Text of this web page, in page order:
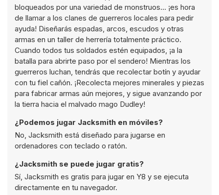
bloqueados por una variedad de monstruos... ¡es hora
de llamar a los clanes de guerreros locales para pedir
ayuda! Diseñarás espadas, arcos, escudos y otras
armas en un taller de herrería totalmente práctico.
Cuando todos tus soldados estén equipados, ¡a la
batalla para abrirte paso por el sendero! Mientras los
guerreros luchan, tendrás que recolectar botín y ayudar
con tu fiel cañón. ¡Recolecta mejores minerales y piezas
para fabricar armas aún mejores, y sigue avanzando por
la tierra hacia el malvado mago Dudley!
¿Podemos jugar Jacksmith en móviles?
No, Jacksmith está diseñado para jugarse en
ordenadores con teclado o ratón.
¿Jacksmith se puede jugar gratis?
Sí, Jacksmith es gratis para jugar en Y8 y se ejecuta
directamente en tu navegador.